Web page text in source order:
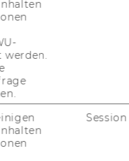
und Gast­for­
For­schungs­ak­ti­
Session